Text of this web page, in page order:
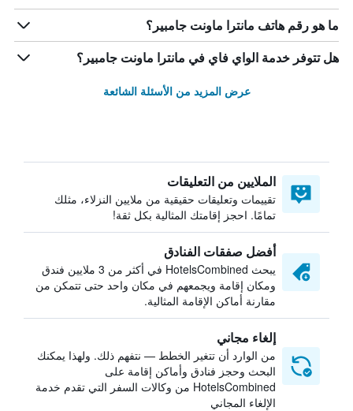
ما هو رقم هاتف مانترا ماونت جامبير؟
هل تتوفر خدمة الواي فاي في مانترا ماونت جامبير؟
عرض المزيد من الأسئلة الشائعة
الملايين من التعليقات
تقييمات وتعليقات حقيقية من ملايين النزلاء، مثلك
تمامًا. احجز إقامتك المثالية بكل ثقة!
أفضل صفقات الفنادق
يبحث HotelsCombined في أكثر من 3 ملايين فندق
ومكان إقامة ويجمعهم في مكان واحد حتى تتمكن من
مقارنة أماكن الإقامة المثالية.
إلغاء مجاني
من الوارد أن تتغير الخطط — نتفهم ذلك. ولهذا يمكنك
البحث وحجز فنادق وأماكن إقامة على
HotelsCombined من وكالات السفر التي تقدم خدمة
الإلغاء المجاني